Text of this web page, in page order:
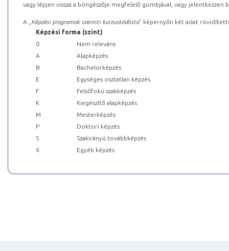
vagy lépjen vissza a böngészője megfelelő gombjával, vagy
A „ Képzési programok szerinti kurzuskódlista” képernyőn két adat
Képzési forma (szint)
0
Nem releváns
A
Alapképzés
B
Bachelorképzés
E
Egységes osztatlan képzés
F
Felsőfokú szakképzés
K
Kiegészítő alapképzés
M
Mesterképzés
P
Doktori képzés
S
Szakirányú továbbképzés
X
Egyéb képzés